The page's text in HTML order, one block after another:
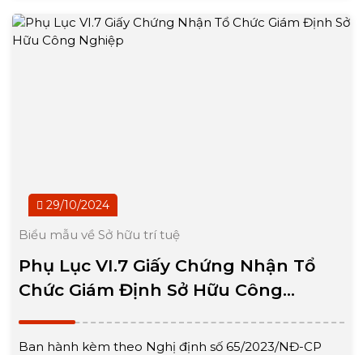
29/10/2024
Biểu mẫu về Sở hữu trí tuệ
Phụ Lục VI.7 Giấy Chứng Nhận Tổ
Chức Giám Định Sở Hữu Công
Ban hành kèm theo Nghị định số 65/2023/NĐ-CP